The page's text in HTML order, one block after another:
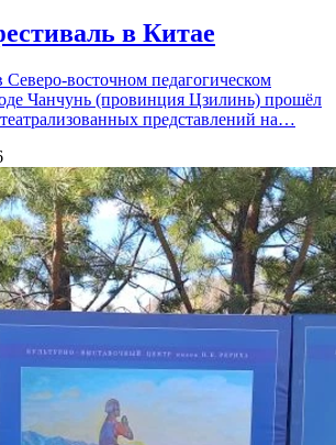
в Китае
Северо-восточном педагогическом
Чанчунь (провинция Цзилинь) прошёл
представлений на…